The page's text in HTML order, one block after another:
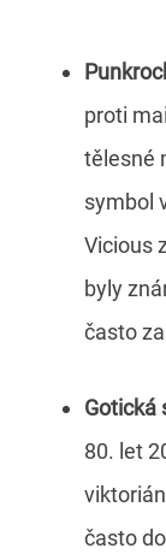
proti
tělesné
symbol
Vicious
byly
často
Gotická
80. let
často